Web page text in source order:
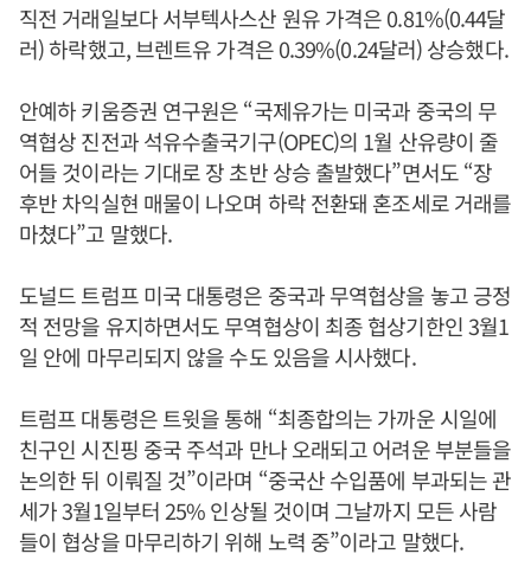
직전 거래일보다 서부텍사스산 원유 가격은 0.81%(0.44달
러) 하락했고, 브렌트유 가격은 0.39%(0.24달러) 상승했다.
안예하 키움증권 연구원은 “국제유가는 미국과 중국의 무
역협상 진전과 석유수출국기구(OPEC)의 1월 산유량이 줄
어들 것이라는 기대로 장 초반 상승 출발했다”면서도 “장
후반 차익실현 매물이 나오며 하락 전환돼 혼조세로 거래를
마쳤다”고 말했다.
도널드 트럼프 미국 대통령은 중국과 무역협상을 놓고 긍정
적 전망을 유지하면서도 무역협상이 최종 협상기한인 3월1
일 안에 마무리되지 않을 수도 있음을 시사했다.
트럼프 대통령은 트윗을 통해 “최종합의는 가까운 시일에
친구인 시진핑 중국 주석과 만나 오래되고 어려운 부분들을
논의한 뒤 이뤄질 것”이라며 “중국산 수입품에 부과되는 관
세가 3월1일부터 25% 인상될 것이며 그날까지 모든 사람
들이 협상을 마무리하기 위해 노력 중”이라고 말했다.